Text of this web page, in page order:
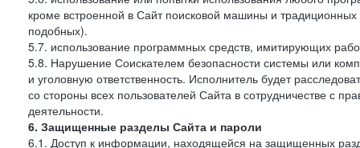
кроме встроенной в Сайт поисковой машины и
подобных).
5.7. использование программных средств, имитирующих
5.8. Нарушение Соискателем безопасности системы или
и уголовную ответственность. Исполнитель будет
со стороны всех пользователей Сайта в сотрудничестве с
деятельности.
6. Защищенные разделы Сайта и пароли
6.1. Доступ к информации, находящейся на защищенных